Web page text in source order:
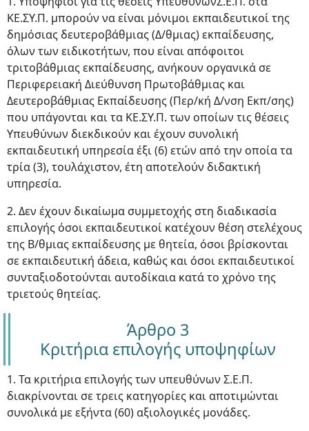
ΚΕ.ΣΥ.Π. μπορούν να είναι μόνιμοι εκπαιδευτικοί της
δημόσιας δευτεροβάθμιας (Δ/θμιας) εκπαίδευσης,
όλων των ειδικοτήτων, που είναι απόφοιτοι
τριτοβάθμιας εκπαίδευσης, ανήκουν οργανικά σε
Περιφερειακή Διεύθυνση Πρωτοβάθμιας και
Δευτεροβάθμιας Εκπαίδευσης (Περ/κή Δ/νση Εκπ/σης)
που υπάγονται και τα ΚΕ.ΣΥ.Π. των οποίων τις θέσεις
Υπευθύνων διεκδικούν και έχουν συνολική
εκπαιδευτική υπηρεσία έξι (6) ετών από την οποία τα
τρία (3), τουλάχιστον, έτη αποτελούν διδακτική
υπηρεσία.
2. Δεν έχουν δικαίωμα συμμετοχής στη διαδικασία
επιλογής όσοι εκπαιδευτικοί κατέχουν θέση στελέχους
της Β/θμιας εκπαίδευσης με θητεία, όσοι βρίσκονται
σε εκπαιδευτική άδεια, καθώς και όσοι εκπαιδευτικοί
συνταξιοδοτούνται αυτοδίκαια κατά το χρόνο της
τριετούς θητείας.
Άρθρο 3
Κριτήρια επιλογής υποψηφίων
1. Τα κριτήρια επιλογής των υπευθύνων Σ.Ε.Π.
διακρίνονται σε τρεις κατηγορίες και αποτιμώνται
συνολικά με εξήντα (60) αξιολογικές μονάδες.